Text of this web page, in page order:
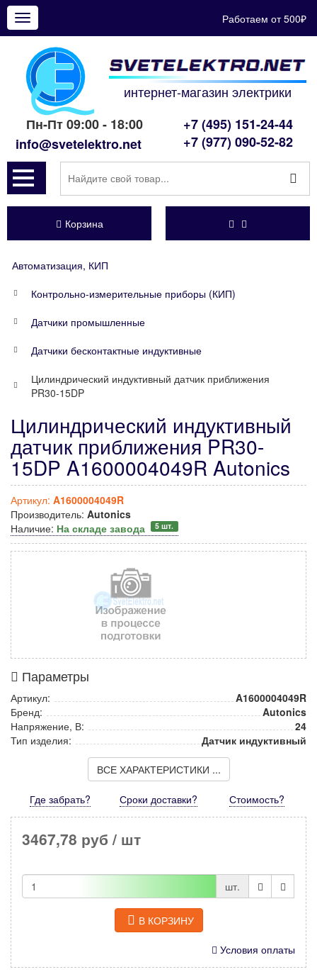
Показать
меню
Работаем от 500₽
интернет-магазин электрики
Пн-Пт 09:00 - 18:00
info@svetelektro.net
+7 (495) 151-24-44
+7 (977) 090-52-82
Корзина
Автоматизация, КИП
Контрольно-измерительные приборы (КИП)
Датчики промышленные
Датчики бесконтактные индуктивные
Цилиндрический индуктивный датчик приближения
PR30-15DP
Цилиндрический индуктивный
датчик приближения PR30-
15DP A1600004049R Autonics
Артикул: A1600004049R
Производитель: Autonics
Наличие: На складе завода 5 шт.
Параметры
Артикул:
A1600004049R
Бренд:
Autonics
Напряжение, В:
24
Тип изделия:
Датчик индуктивный
ВСЕ ХАРАКТЕРИСТИКИ ...
Где забрать? Сроки доставки? Стоимость?
3467,78 руб / шт
шт.
В КОРЗИНУ
Условия оплаты